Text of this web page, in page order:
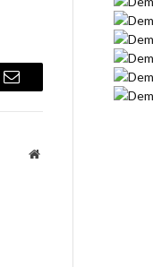
Email
Website